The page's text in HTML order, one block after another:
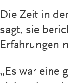
Die Zeit in
sagt, sie
Erfahrungen
„Es war eine